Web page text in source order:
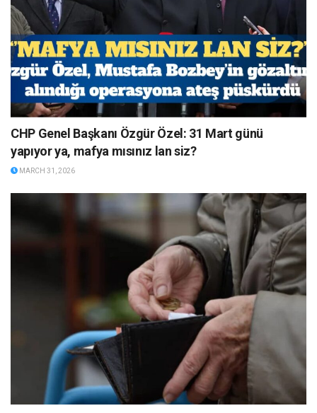
CHP Genel Başkanı Özgür Özel: 31 Mart günü
yapıyor ya, mafya mısınız lan siz?
MARCH 31, 2026